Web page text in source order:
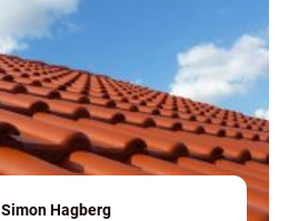
Simon Hagberg